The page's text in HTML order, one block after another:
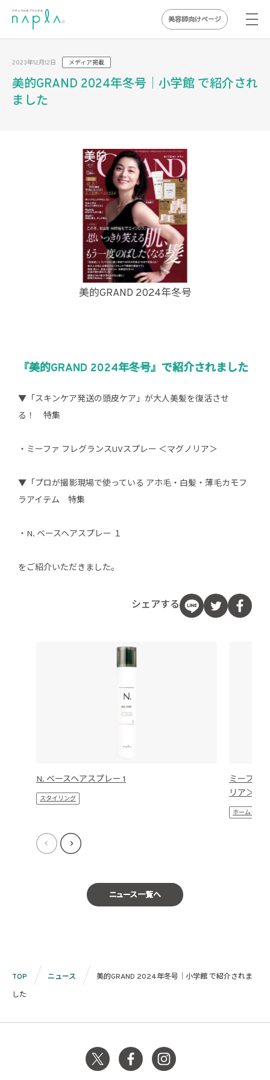
content
美容師向けページ
2023年12月12日 メディア掲載
美的GRAND 2024年冬号｜小学館 で紹介され
ました
美的GRAND 2024年冬号
『美的GRAND 2024年冬号』で紹介されました
▼「スキンケア発送の頭皮ケア」が大人美髪を復活させ
る！ 特集
・ミーファ フレグランスUVスプレー ＜マグノリア＞
▼「プロが撮影現場で使っている アホ毛・白髪・薄毛カモフ
ラアイテム 特集
・N. ベースヘアスプレー １
をご紹介いただきました。
シェアする
N. ベースヘアスプレー 1
スタイリング
ミーファ
リア＞
ホームケア
ニュース一覧へ
TOP ニュース
美的GRAND 2024年冬号｜小学館 で紹介されま
した